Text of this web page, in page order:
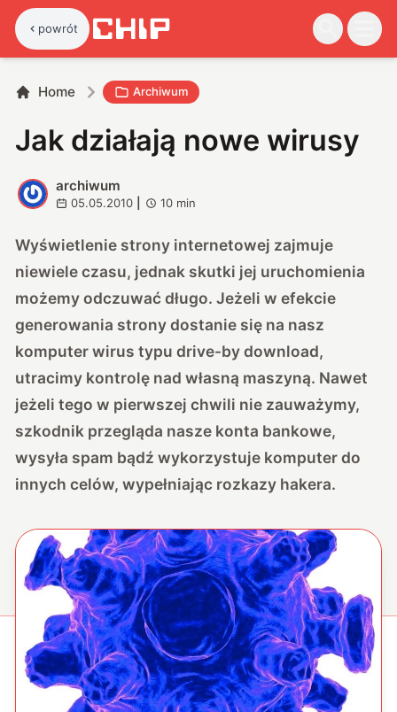
powrót
Home Archiwum
Jak działają nowe wirusy
A
archiwum
05.05.2010 10 min
Wyświetlenie strony internetowej zajmuje
niewiele czasu, jednak skutki jej uruchomienia
możemy odczuwać długo. Jeżeli w efekcie
generowania strony dostanie się na nasz
komputer wirus typu drive-by download,
utracimy kontrolę nad własną maszyną. Nawet
jeżeli tego w pierwszej chwili nie zauważymy,
szkodnik przegląda nasze konta bankowe,
wysyła spam bądź wykorzystuje komputer do
innych celów, wypełniając rozkazy hakera.